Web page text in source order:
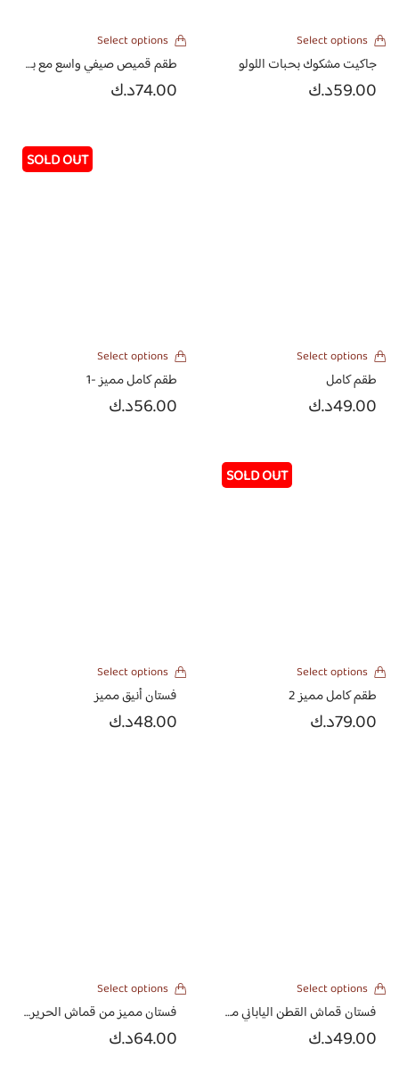
Select options
جاكيت مشكوك بحبات اللولو
59.00د.ك
Select options
طقم قميص صيفي واسع مع بنطلون بقصة كلوش
74.00د.ك
Select options
طقم كامل
49.00د.ك
Select options
طقم كامل مميز -1
56.00د.ك
Select options
طقم كامل مميز 2
79.00د.ك
Select options
فستان أنيق مميز
48.00د.ك
Select options
فستان قماش القطن الياباني مطرز بالورود
49.00د.ك
Select options
فستان مميز من قماش الحرير بقصة الاكمام الواسعه
64.00د.ك